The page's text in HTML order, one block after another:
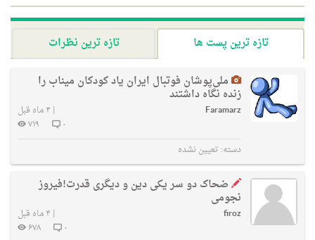
تازه ترین پست ها
تازه ترین نظرات
ملی‌پوشان فوتبال ایران یاد کودکان میناب را
زنده نگاه داشتند
Faramarz
| ۴ ماه قبل
۰
۷۱۹
دسته: تعیین نشده
ضحاک دو سر یکی دین و دیگری قدرت!فیروز
نجومی
firoz
| ۴ ماه قبل
۰
۶۷۸